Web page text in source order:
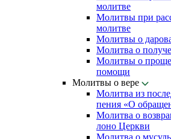
молитве
Молитвы при
молитве
Молитвы о
Молитва о
Молитвы о
помощи
Молитвы о вере
Молитва из
пения «О
Молитва о
лоно Церкви
Молитва о